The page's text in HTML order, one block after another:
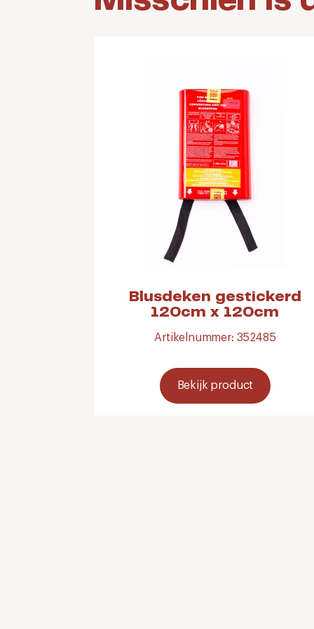
Blusdeken gestickerd
120cm x 120cm
Artikelnummer: 352485
Bekijk product